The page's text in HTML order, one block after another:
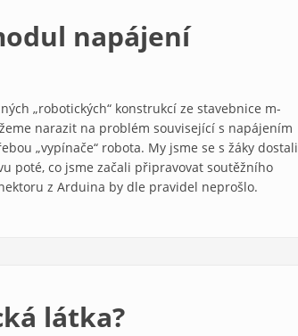
napájení
„robotických“ konstrukcí ze stavebnice m-
narazit na problém související s napájením
„vypínače“ robota. My jsme se s žáky dostali
poté, co jsme začali připravovat soutěžního
z Arduina by dle pravidel neprošlo.
látka?